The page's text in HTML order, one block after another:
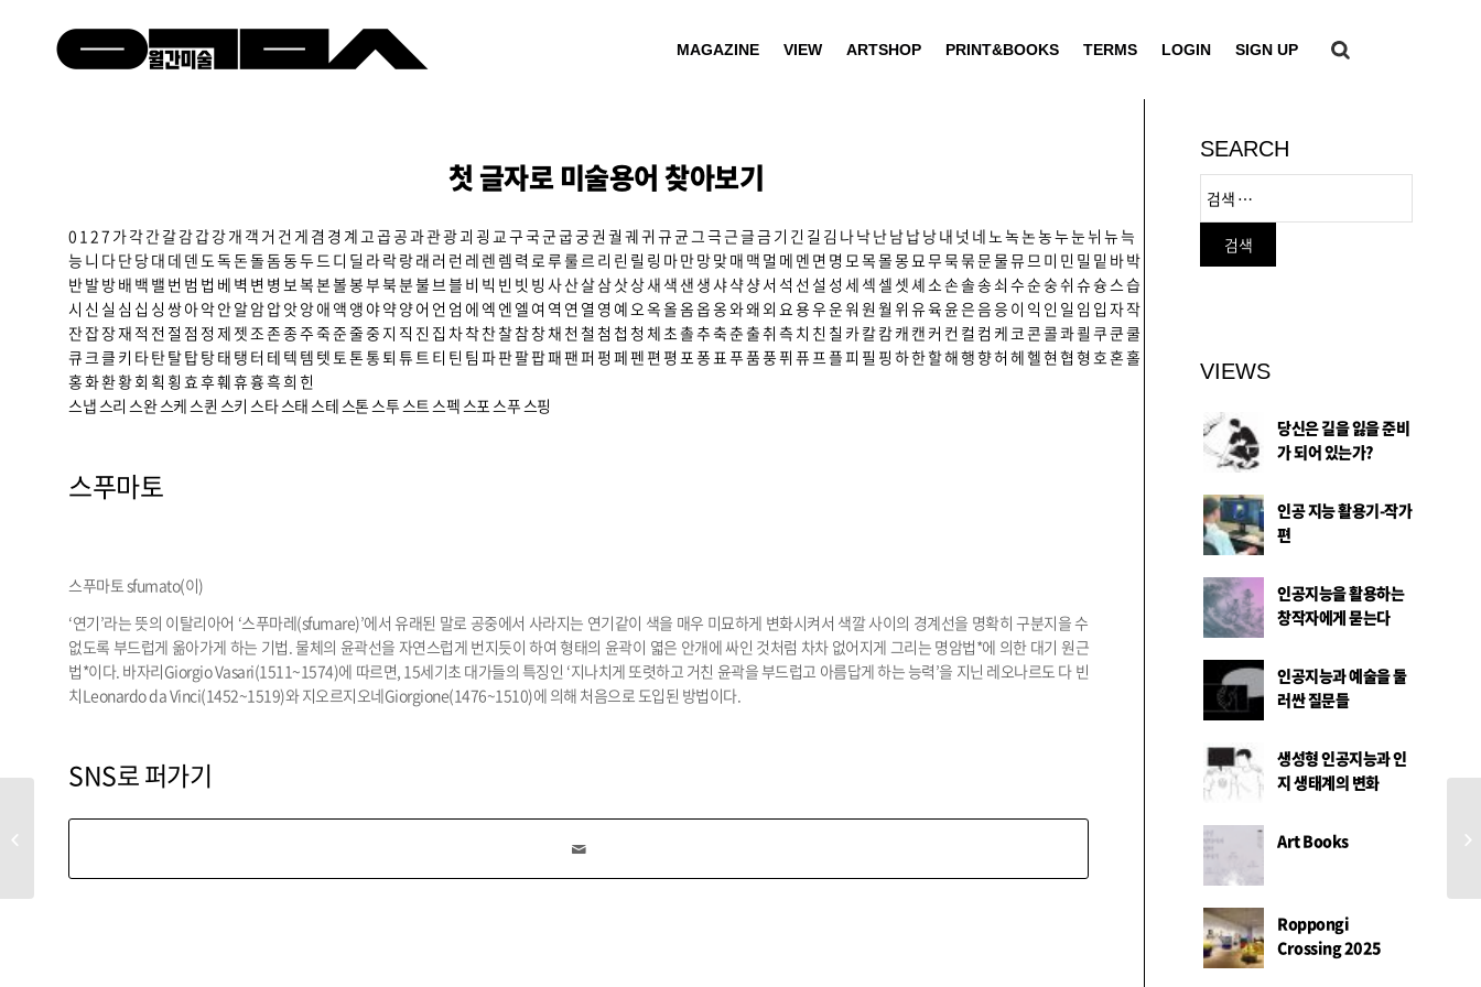
MAGAZINE VIEW ARTSHOP PRINT&BOOKS TERMS LOGIN SIGN UP
첫 글자로 미술용어 찾아보기
0 1 27 가각간갈감갑강개 객 거 건 게 겸 경 계 고 곱공과관광괴 굉 교 구국군굽궁권 궐 궤귀 규균그극근글금기 긴 길 김 나낙난남납낭내 넛 네 노 녹논농누눈뉘 뉴늑
능 니 다단당대 데 덴 도 독돈돌돔동두 드 디 딜 라락랑래 러 런 레 렌 렘 력 로 루룰 르 리 린 릴 링 마만망맞매 맥 멀 메 멘 면 명 모 목몰몽 묘 무묵묶문물뮤 므 미 민 밀 밑 바박
반발방배 백 밸 번 범 법 베 벽 변 병 보 복본볼봉부북분불 브 블 비 빅 빈 빗 빙 사산살삼삿상새 색 샌 생샤샥샹서 석 선 설 성 세 섹 셀 셋셰 소손솔송쇠 수순숭쉬 슈슝 스습
시 신 실 심 십 싱 쌍아악안알암압앗앙애 액 앵 야약양어 언 엄 에 엑 엔 엘 여 역 연 열 영 예 오 옥올옴옵옹와왜 외 요 용우운워 원 월 위 유육윤은음응 이 익 인 일 임 입 자작
잔잡장재 적 전 절 점 정 제 젯 조존종주죽준줄중 지 직 진 집 차착찬찰참창채 천 철 첨 첩 청 체 초촐추축춘출취 측 치 친 칠 카칼캄캐 캔 커 컨 컬 컴 케 코 콘콜콰쾰 쿠쿤쿨
큐 크 클 키 타탄탈탑탕태 탱 터 테 텍 템 텟 토 톤통퇴 튜 트 티 틴 팀 파판팔팝패팬퍼 펑 페펜편 평 포 퐁 표 푸품풍퓌 퓨 프 플피 필 핑 하한할해행향허 헤헬현 협 형 호혼홀
홍화환황회 획 횡 효후훼휴흉흑희 힌
스냅 스리 스완 스케 스퀸 스키 스타 스태 스테 스톤 스투 스트 스펙 스포 스푸 스핑
스푸마토
스푸마토 sfumato(이)
‘연기’라는 뜻의 이탈리아어 ‘스푸마레(sfumare)’에서 유래된 말로 공중에서 사라지는 연기같이 색을 매우 미묘하게 변화시켜서 색깔 사이의 경계선을 명확히 구분지을 수
없도록 부드럽게 옮아가게 하는 기법. 물체의 윤곽선을 자연스럽게 번지듯이 하여 형태의 윤곽이 엷은 안개에 싸인 것처럼 차차 없어지게 그리는 명암법*에 의한 대기 원근
법*이다. 바자리Giorgio Vasari(1511~1574)에 따르면, 15세기초 대가들의 특징인 ‘지나치게 또렷하고 거친 윤곽을 부드럽고 아름답게 하는 능력’을 지닌 레오나르도 다 빈
치Leonardo da Vinci(1452~1519)와 지오르지오네Giorgione(1476~1510)에 의해 처음으로 도입된 방법이다.
SNS로 퍼가기
SEARCH
VIEWS
당신은 길을 잃을 준비
가 되어 있는가?
인공 지능 활용기-작가
편
인공지능을 활용하는
창작자에게 묻는다
인공지능과 예술을 둘
러싼 질문들
생성형 인공지능과 인
지 생태계의 변화
Art Books
Roppongi
Crossing 2025